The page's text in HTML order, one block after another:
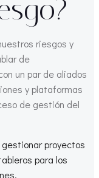
riesgos y
de
un par de aliados
y plataformas
de gestión del
proyectos
para los